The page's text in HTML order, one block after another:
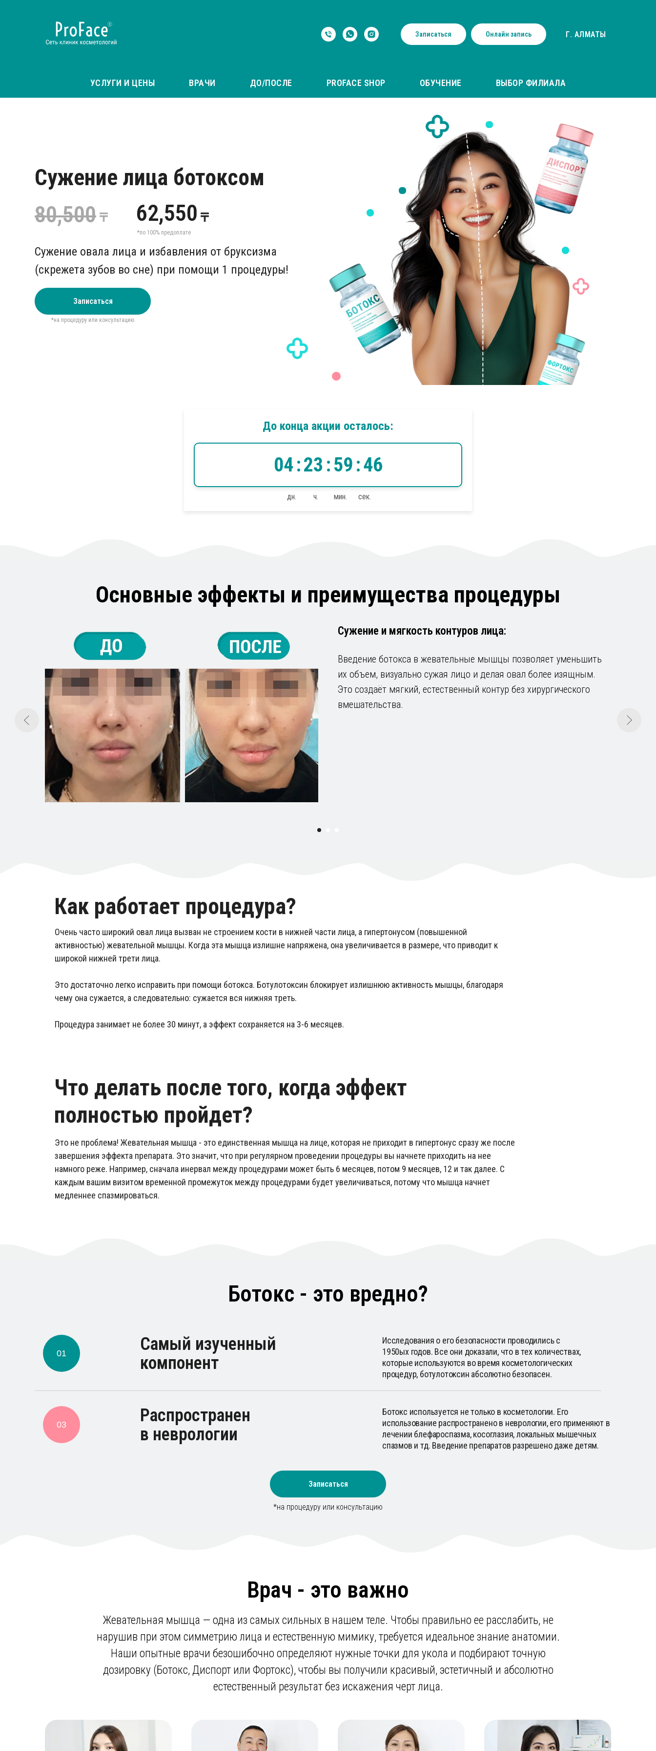
Записаться Онлайн запись Г. АЛМАТЫ
УСЛУГИ И ЦЕНЫ ВРАЧИ ДО/ПОСЛЕ PROFACE SHOP ОБУЧЕНИЕ ВЫБОР ФИЛИАЛА
Cужение лица ботоксом
80,500
62,550
*по 100% предоплате
Сужение овала лица и избавления от бруксизма
(скрежета зубов во сне) при помощи 1 процедуры!
Записаться
*на процедуру или консультацию
До конца акции осталось:
04:23 :59:45
дн. ч. мин. сек.
Основные эффекты и преимущества процедуры
Сужение и мягкость контуров лица:
Введение ботокса в жевательные мышцы позволяет уменьшить
их объем, визуально сужая лицо и делая овал более изящным.
Это создаёт мягкий, естественный контур без хирургического
вмешательства.
Очень часто широкий овал лица вызван не строением кости в нижней части лица, а гипертонусом (повышенной
активностью) жевательной мышцы. Когда эта мышца излишне напряжена, она увеличивается в размере, что приводит к
широкой нижней трети лица.
Это достаточно легко исправить при помощи ботокса. Ботулотоксин блокирует излишнюю активность мышцы, благодаря
чему она сужается, а следовательно: сужается вся нижняя треть.
Процедура занимает не более 30 минут, а эффект сохраняется на 3-6 месяцев.
Как работает процедура?
Это не проблема! Жевательная мышца - это единственная мышца на лице, которая не приходит в гипертонус сразу же после
завершения эффекта препарата. Это значит, что при регулярном проведении процедуры вы начнете приходить на нее
намного реже. Например, сначала инервал между процедурами может быть 6 месяцев, потом 9 месяцев, 12 и так далее. С
каждым вашим визитом временной промежуток между процедурами будет увеличиваться, потому что мышца начнет
медленнее спазмироваться.
Что делать после того, когда эффект
полностью пройдет?
Ботокс - это вредно?
01
Самый изученный
компонент
Исследования о его безопасности проводились с
1950ых годов. Все они доказали, что в тех количествах,
которые используются во время косметологических
процедур, ботулотоксин абсолютно безопасен.
03
Распространен
в неврологии
Ботокс используется не только в косметологии. Его
использование распространено в неврологии, его применяют в
лечении блефароспазма, косоглазия, локальных мышечных
спазмов и тд. Введение препаратов разрешено даже детям.
Записаться
*на процедуру или консультацию
Врач - это важно
Жевательная мышца — одна из самых сильных в нашем теле. Чтобы правильно ее расслабить, не
нарушив при этом симметрию лица и естественную мимику, требуется идеальное знание анатомии.
Наши опытные врачи безошибочно определяют нужные точки для укола и подбирают точную
дозировку (Ботокс, Диспорт или Фортокс), чтобы вы получили красивый, эстетичный и абсолютно
естественный результат без искажения черт лица.